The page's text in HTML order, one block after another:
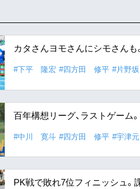
カタさんヨモさんにシモさん
#下平 隆宏 #四方田 修平 #片野
百年構想リーグ、ラストゲーム
#中川 寛斗 #四方田 修平 #宇津
PK戦で敗れ7位フィニッシュ